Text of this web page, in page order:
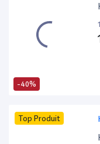
-40%
Top Produit